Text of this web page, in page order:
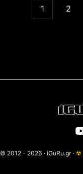
1 2
© 2012 - 2026 · iGuRu.gr · ☢